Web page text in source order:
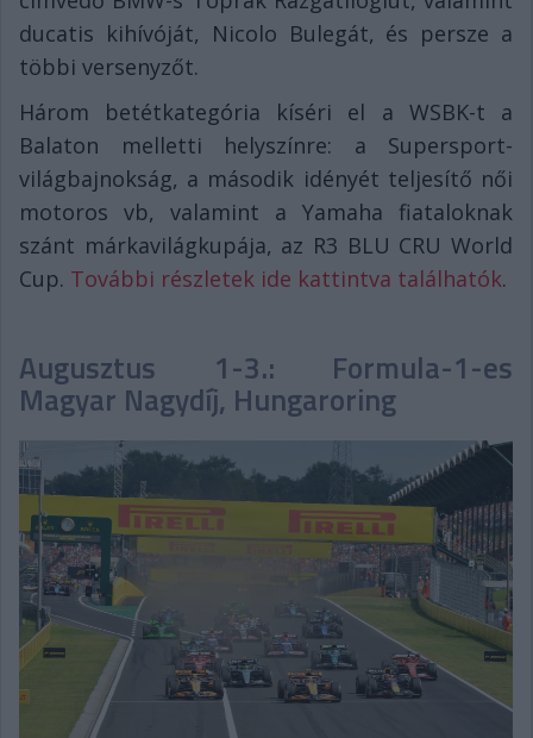
ducatis kihívóját, Nicolo Bulegát, és persze a
többi versenyzőt.
Három betétkategória kíséri el a WSBK-t a
Balaton melletti helyszínre: a Supersport-
világbajnokság, a második idényét teljesítő női
motoros vb, valamint a Yamaha fiataloknak
szánt márkavilágkupája, az R3 BLU CRU World
Cup. További részletek ide kattintva találhatók.
Augusztus 1-3.: Formula-1-es
Magyar Nagydíj, Hungaroring